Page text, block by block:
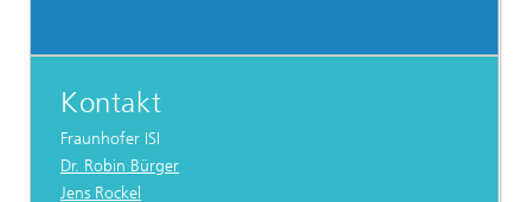
Kontakt
Fraunhofer ISI
Dr. Robin Bürger
Jens Rockel